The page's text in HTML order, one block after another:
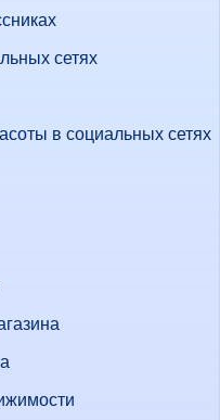
сетях
в социальных сетях